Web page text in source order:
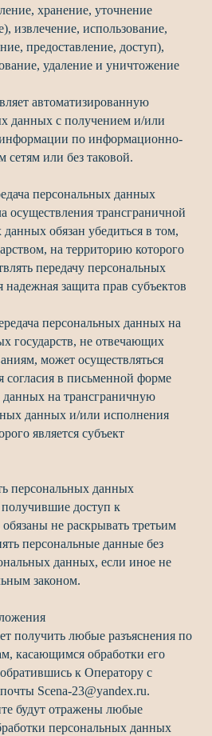
хранение, уточнение
извлечение, использование,
предоставление, доступ),
удаление и уничтожение
автоматизированную
данных с получением и/или
по информационно-
или без таковой.
персональных данных
осуществления трансграничной
обязан убедиться в том,
на территорию которого
передачу персональных
надежная защита прав субъектов
персональных данных на
государств, не отвечающих
может осуществляться
согласия в письменной форме
данных на трансграничную
данных и/или исполнения
является субъект
персональных данных
доступ к
не раскрывать третьим
персональные данные без
данных, если иное не
законом.
получить любые разъяснения по
касающимся обработки его
к Оператору с
Scena-23@yandex.ru.
будут отражены любые
персональных данных